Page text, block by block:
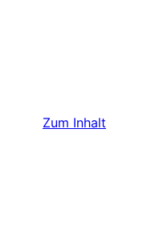
Zum Inhalt